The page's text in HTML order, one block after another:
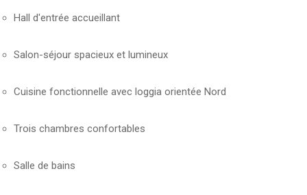
Hall d'entrée accueillant
Salon-séjour spacieux et lumineux
Cuisine fonctionnelle avec loggia orientée Nord
Trois chambres confortables
Salle de bains